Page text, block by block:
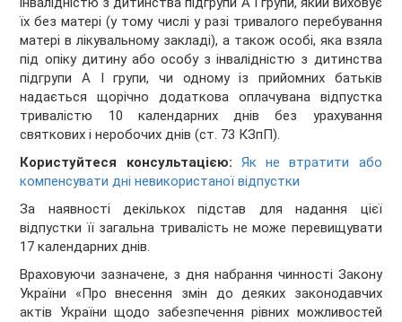
їх без матері (у тому числі у разі тривалого перебування
матері в лікувальному закладі), а також особі, яка взяла
під опіку дитину або особу з інвалідністю з дитинства
підгрупи А I групи, чи одному із прийомних батьків
надається щорічно додаткова оплачувана відпустка
тривалістю 10 календарних днів без урахування
святкових і неробочих днів (ст. 73 КЗпП).
Користуйтеся консультацією:
Як не втратити або
компенсувати дні невикористаної відпустки
За наявності декількох підстав для надання цієї
відпустки її загальна тривалість не може перевищувати
17 календарних днів.
Враховуючи зазначене, з дня набрання чинності Закону
України «Про внесення змін до деяких законодавчих
актів України щодо забезпечення рівних можливостей